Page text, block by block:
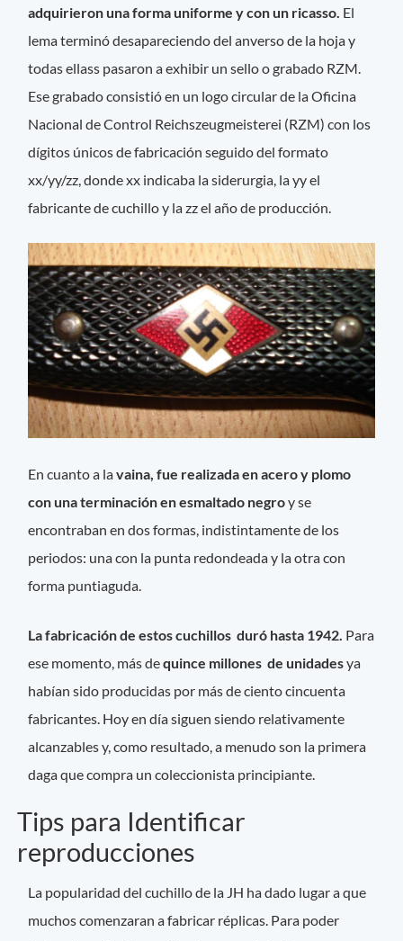
adquirieron una forma uniforme y con un ricasso. El
lema terminó desapareciendo del anverso de la hoja y
todas ellass pasaron a exhibir un sello o grabado RZM.
Ese grabado consistió en un logo circular de la Oficina
Nacional de Control Reichszeugmeisterei (RZM) con los
dígitos únicos de fabricación seguido del formato
xx/yy/zz, donde xx indicaba la siderurgia, la yy el
fabricante de cuchillo y la zz el año de producción.
En cuanto a lavaina, fue realizada en acero y plomo
con una terminación en esmaltado negroy se
encontraban en dos formas, indistintamente de los
periodos: una con la punta redondeada y la otra con
forma puntiaguda.
La fabricación de estos cuchillos duró hasta 1942. Para
ese momento, más dequince millones de unidadesya
habían sido producidas por más de ciento cincuenta
fabricantes. Hoy en día siguen siendo relativamente
alcanzables y, como resultado, a menudo son la primera
daga que compra un coleccionista principiante.
Tips para Identificar
reproducciones
La popularidad del cuchillo de la JH ha dado lugar a que
muchos comenzaran a fabricar réplicas. Para poder